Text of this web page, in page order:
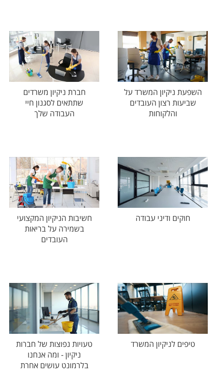
השפעת ניקיון המשרד על
שביעות רצון העובדים
והלקוחות
חברת ניקיון משרדים
שתתאים לסגנון חיי
העבודה שלך
חוקים ודיני עבודה
חשיבות הניקיון המקצועי
בשמירה על בריאות
העובדים
טיפים לניקיון המשרד
טעויות נפוצות של חברות
ניקיון - ומה אנחנו
בלרמונט עושים אחרת